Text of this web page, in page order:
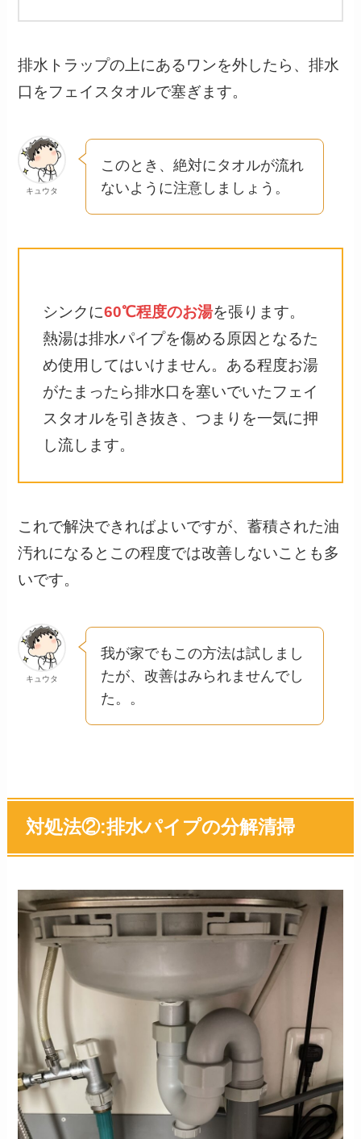
排水トラップの上にあるワンを外したら、排水
口をフェイスタオルで塞ぎます。
キュウタ
このとき、絶対にタオルが流れ
ないように注意しましょう。
シンクに60℃程度のお湯を張ります。
熱湯は排水パイプを傷める原因となるた
め使用してはいけません。ある程度お湯
がたまったら排水口を塞いでいたフェイ
スタオルを引き抜き、つまりを一気に押
し流します。
これで解決できればよいですが、蓄積された油
汚れになるとこの程度では改善しないことも多
いです。
キュウタ
我が家でもこの方法は試しまし
たが、改善はみられませんでし
た。。
対処法②:排水パイプの分解清掃